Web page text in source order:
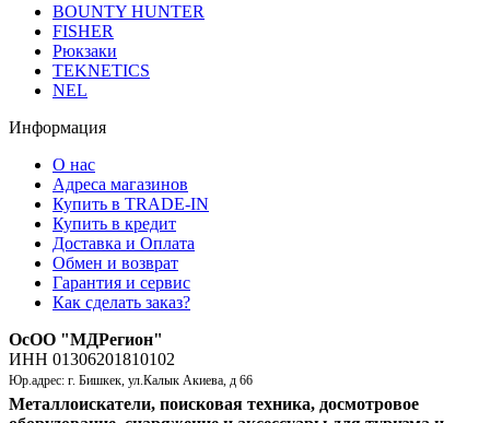
BOUNTY HUNTER
FISHER
Рюкзаки
TEKNETICS
NEL
Информация
О нас
Адреса магазинов
Купить в TRADE-IN
Купить в кредит
Доставка и Оплата
Обмен и возврат
Гарантия и сервис
Как сделать заказ?
ОсОО "МДРегион"
ИНН 01306201810102
Юр.адрес: г. Бишкек, ул.Калык Акиева, д 66
Металлоискатели, поисковая техника, досмотровое